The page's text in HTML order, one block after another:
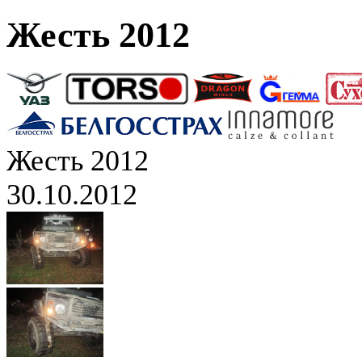
Жесть 2012
Жесть 2012
30.10.2012